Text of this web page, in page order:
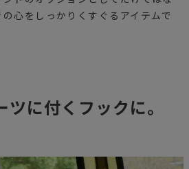
心をしっかりくすぐるアイテムで
に付くフックに。